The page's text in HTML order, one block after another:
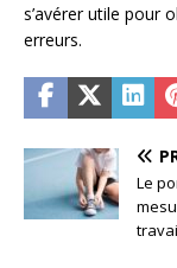
s’avérer utile pour
erreurs.
Le